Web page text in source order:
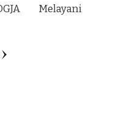
Melayani